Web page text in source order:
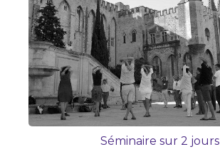
Séminaire sur 2 jours